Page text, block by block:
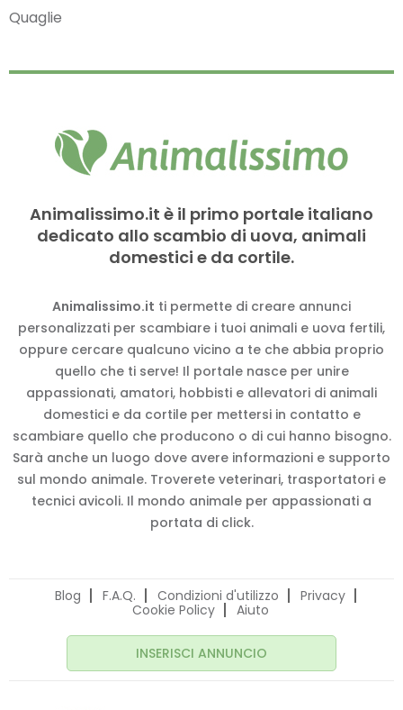
Quaglie
Animalissimo.it è il primo portale italiano
dedicato allo scambio di uova, animali
domestici e da cortile.
Animalissimo.it ti permette di creare annunci
personalizzati per scambiare i tuoi animali e uova fertili,
oppure cercare qualcuno vicino a te che abbia proprio
quello che ti serve! Il portale nasce per unire
appassionati, amatori, hobbisti e allevatori di animali
domestici e da cortile per mettersi in contatto e
scambiare quello che producono o di cui hanno bisogno.
Sarà anche un luogo dove avere informazioni e supporto
sul mondo animale. Troverete veterinari, trasportatori e
tecnici avicoli. Il mondo animale per appassionati a
portata di click.
Blog F.A.Q. Condizioni d'utilizzo
Privacy
Cookie Policy
Aiuto
INSERISCI ANNUNCIO